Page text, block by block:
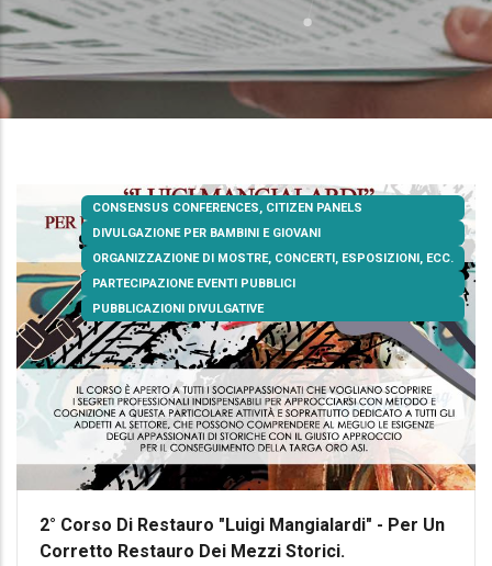
CONSENSUS CONFERENCES, CITIZEN PANELS
DIVULGAZIONE PER BAMBINI E GIOVANI
ORGANIZZAZIONE DI MOSTRE, CONCERTI, ESPOSIZIONI, ECC.
PARTECIPAZIONE EVENTI PUBBLICI
PUBBLICAZIONI DIVULGATIVE
2° Corso Di Restauro "Luigi Mangialardi" - Per Un
Corretto Restauro Dei Mezzi Storici.